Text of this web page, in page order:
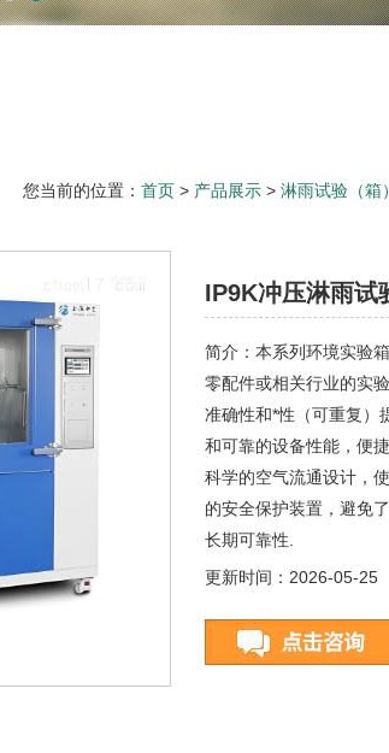
您当前的位置： 首页 > 产品展示 > 淋雨试验（箱
IP9K冲压淋雨试
简介：本系列环境实验
零配件或相关行业的实
准确性和*性（可重复）
和可靠的设备性能，便
科学的空气流通设计，
的安全保护装置，避免
长期可靠性.
更新时间：2026-05-25